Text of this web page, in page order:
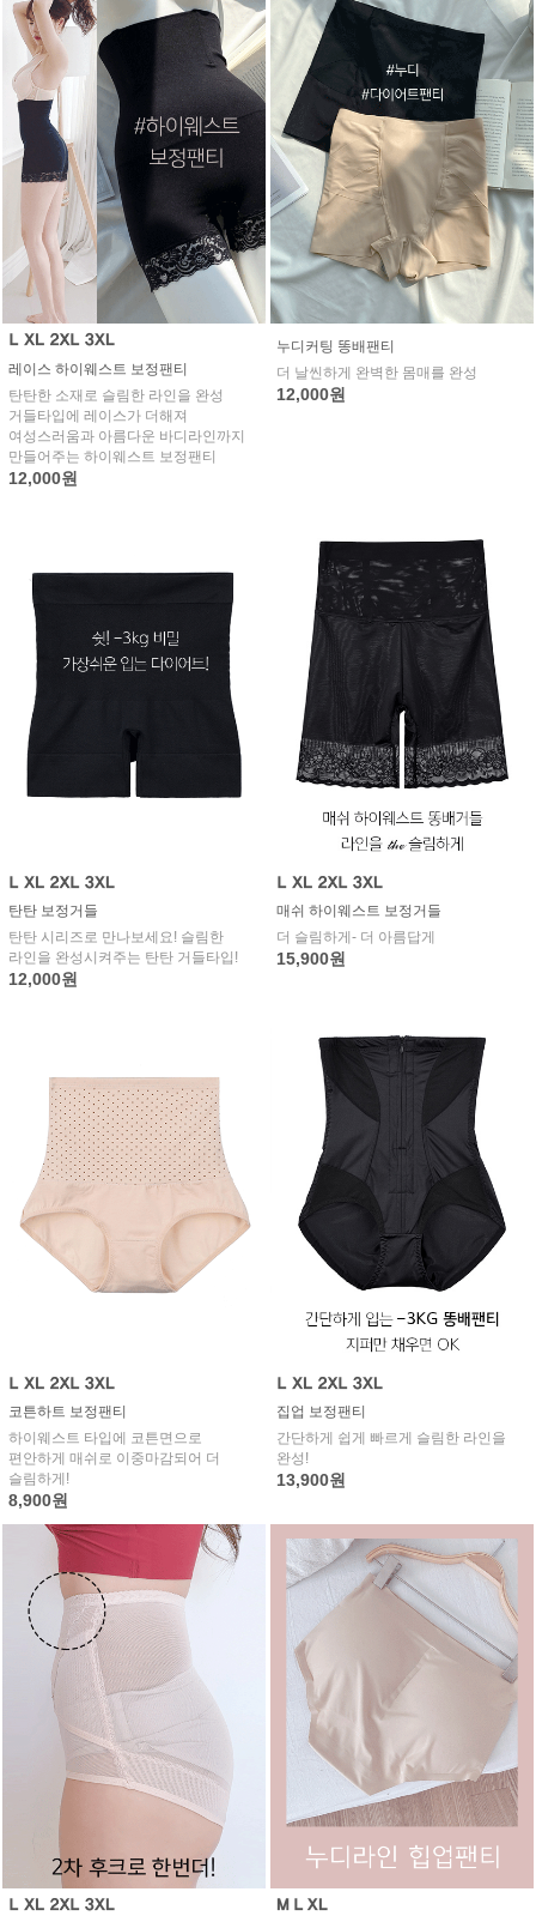
레이스 하이웨스트 보정팬티
탄탄한 소재로 슬림한 라인을 완성
거들타입에 레이스가 더해져
여성스러움과 아름다운 바디라인까지
만들어주는 하이웨스트 보정팬티
12,000원
누디커팅 똥배팬티
더 날씬하게 완벽한 몸매를 완성
12,000원
탄탄 보정거들
탄탄 시리즈로 만나보세요! 슬림한
라인을 완성시켜주는 탄탄 거들타입!
12,000원
매쉬 하이웨스트 보정거들
더 슬림하게- 더 아름답게
15,900원
코튼하트 보정팬티
하이웨스트 타입에 코튼면으로
편안하게 매쉬로 이중마감되어 더
슬림하게!
8,900원
집업 보정팬티
간단하게 쉽게 빠르게 슬림한 라인을
완성!
13,900원